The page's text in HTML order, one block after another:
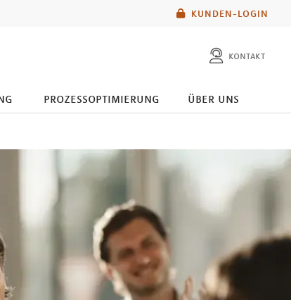
KUNDEN-LOGIN
kontakt
prozessoptimierung über uns